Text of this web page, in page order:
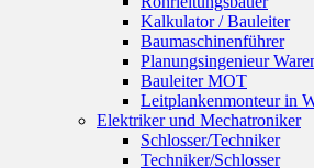
Kalkulator / Bauleiter
Baumaschinenführer
Planungsingenieur
Bauleiter MOT
Leitplankenmonteur in
Elektriker und Mechatroniker
Schlosser/Techniker
Techniker/Schlosser